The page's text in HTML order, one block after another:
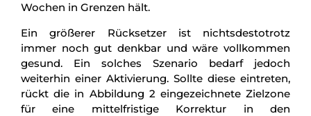
Wochen in Grenzen hält.
Ein größerer Rücksetzer ist nichtsdestotrotz
immer noch gut denkbar und wäre vollkommen
gesund. Ein solches Szenario bedarf jedoch
weiterhin einer Aktivierung. Sollte diese eintreten,
rückt die in Abbildung 2 eingezeichnete Zielzone
für eine mittelfristige Korrektur in den